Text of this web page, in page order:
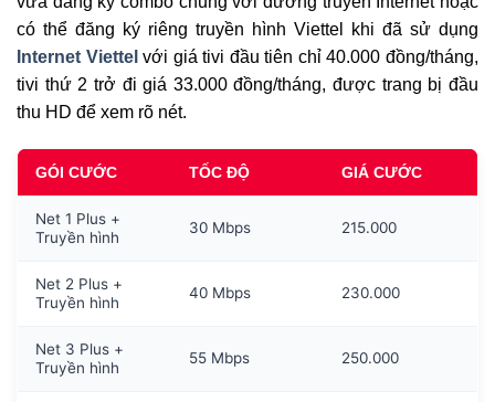
có thể đăng ký riêng truyền hình Viettel khi đã sử dụng
Internet Viettel với giá tivi đầu tiên chỉ 40.000 đồng/tháng,
tivi thứ 2 trở đi giá 33.000 đồng/tháng, được trang bị đầu
thu HD để xem rõ nét.
GÓI CƯỚC TỐC ĐỘ GIÁ CƯỚC
Net 1 Plus +
Truyền hình
30 Mbps 215.000
Net 2 Plus +
Truyền hình
40 Mbps 230.000
Net 3 Plus +
Truyền hình
55 Mbps 250.000